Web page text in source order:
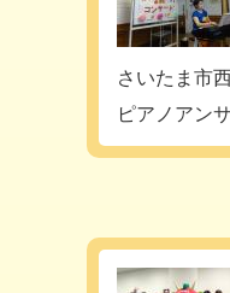
さいたま市
ピアノアン